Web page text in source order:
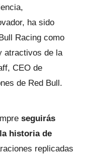
ha sido
Racing como
atractivos de la
CEO de
de Red Bull.
seguirás
historia de
replicadas